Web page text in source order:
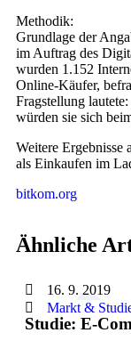
Methodik:
Grundlage der
im Auftrag des
wurden 1.152
Online-Käufer,
Fragstellung
würden sie sich
Weitere Ergebnisse
als Einkaufen im
bitkom.org
Ähnliche
16. 9. 2019
Markt &
Studie: E-